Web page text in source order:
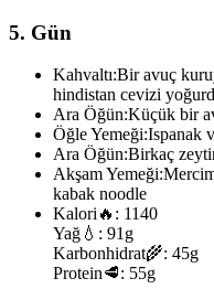
5. Gün
Kahvaltı:Bir avuç
hindistan cevizi
Ara Öğün:Küçük bir
Öğle Yemeği:Ispanak
Ara Öğün:Birkaç
Akşam Yemeği:
kabak noodle
Kalori 🔥: 1140
Yağ 💧: 91g
Karbonhidrat🌾: 45g
Protein🥩: 55g